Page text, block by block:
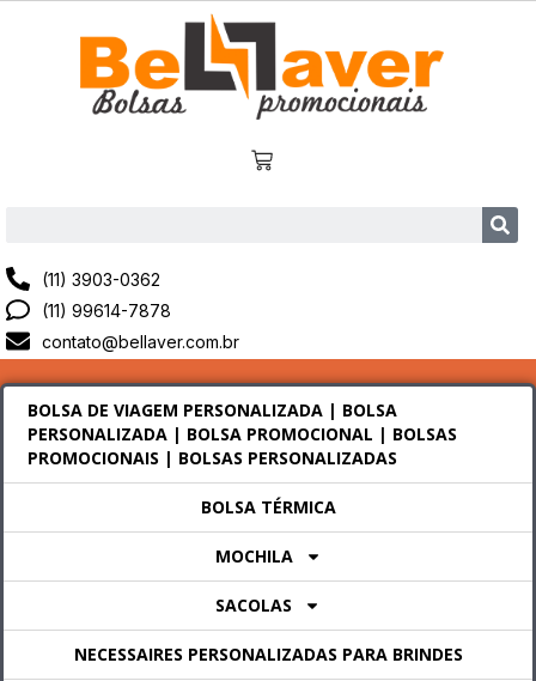
(11) 3903-0362
(11) 99614-7878
contato@bellaver.com.br
BOLSA DE VIAGEM PERSONALIZADA | BOLSA
PERSONALIZADA | BOLSA PROMOCIONAL | BOLSAS
PROMOCIONAIS | BOLSAS PERSONALIZADAS
BOLSA TÉRMICA
MOCHILA
SACOLAS
NECESSAIRES PERSONALIZADAS PARA BRINDES